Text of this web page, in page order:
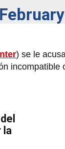
) se le
incompatible
la